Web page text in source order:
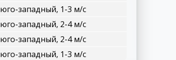
юго-западный, 1-3 м/с
юго-западный, 2-4 м/с
юго-западный, 2-4 м/с
юго-западный, 1-3 м/с